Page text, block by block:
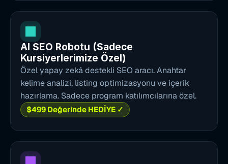
AI SEO Robotu (Sadece
Kursiyerlerimize Özel)
Özel yapay zekâ destekli SEO aracı. Anahtar
kelime analizi, listing optimizasyonu ve içerik
hazırlama. Sadece program katılımcılarına özel.
$499 Değerinde HEDİYE ✓